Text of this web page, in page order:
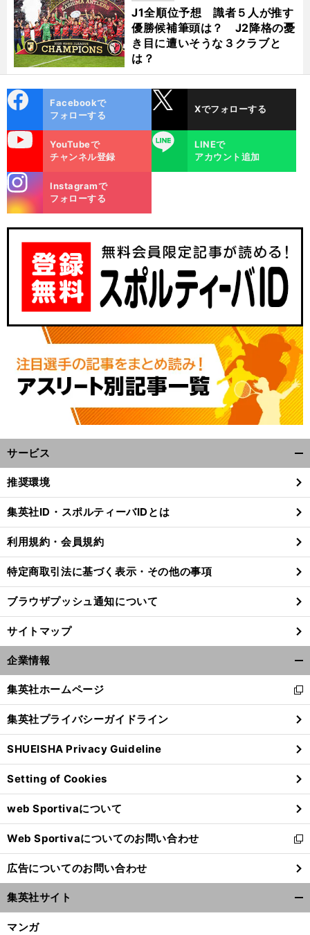
。
井
前
J1全順位予想 識者５人が推す
優勝候補筆頭は？ J2降格の憂
き目に遭いそうな３クラブと
は？
ok
Facebookで
フォローする
Xでフォローする
YouTubeで
チャンネル登録
LINE
LINEで
アカウント追加
m
Instagramで
フォローする
サービス
閉
る
推奨環境
集英社ID・スポルティーバIDとは
利用規約・会員規約
特定商取引法に基づく表示・その他の事項
ブラウザプッシュ通知について
サイトマップ
企業情報
閉
る
集英社ホームページ
新
し
い
ウ
ィ
ン
ド
ウ
で
開
く
集英社プライバシーガイドライン
SHUEISHA Privacy Guideline
Setting of Cookies
web Sportivaについて
Web Sportivaについてのお問い合わせ
新
し
い
ウ
ィ
ン
広告についてのお問い合わせ
集英社サイト
マンガ